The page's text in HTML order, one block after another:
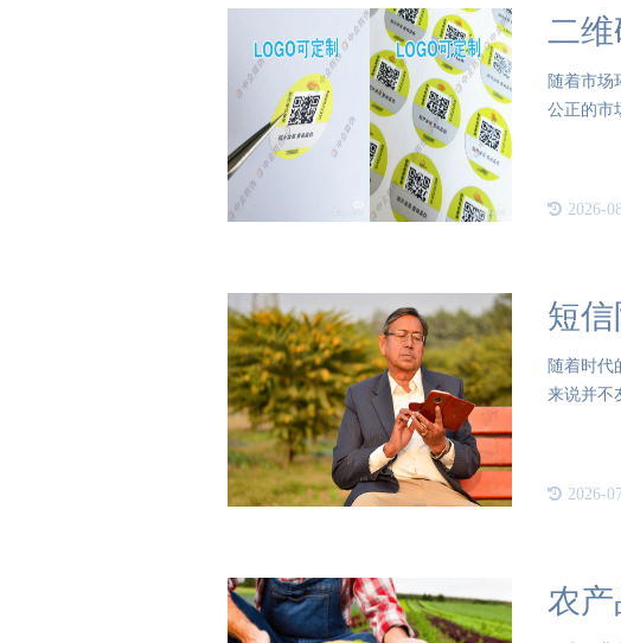
二维
随着市场
公正的市
2026-
短
随着时代
来说并不
2026-
农